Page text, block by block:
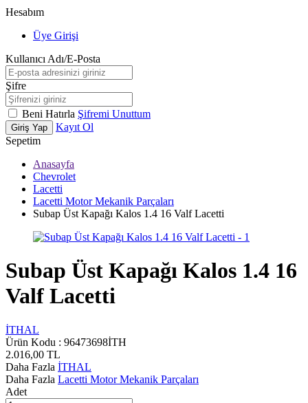
Hesabım
Üye Girişi
Kullanıcı Adı/E-Posta
Şifre
Beni Hatırla Şifremi Unuttum
Giriş Yap
Kayıt Ol
Sepetim
Anasayfa
Chevrolet
Lacetti
Lacetti Motor Mekanik Parçaları
Subap Üst Kapağı Kalos 1.4 16 Valf Lacetti
Subap Üst Kapağı Kalos 1.4 16
Valf Lacetti
İTHAL
Ürün Kodu : 96473698İTH
2.016,00 TL
Daha Fazla İTHAL
Daha Fazla Lacetti Motor Mekanik Parçaları
Adet